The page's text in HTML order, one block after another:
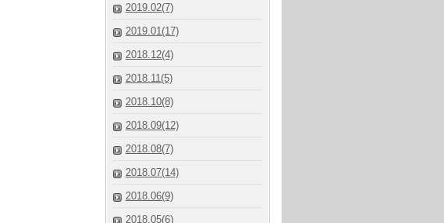
2019.02(7)
2019.01(17)
2018.12(4)
2018.11(5)
2018.10(8)
2018.09(12)
2018.08(7)
2018.07(14)
2018.06(9)
2018.05(6)